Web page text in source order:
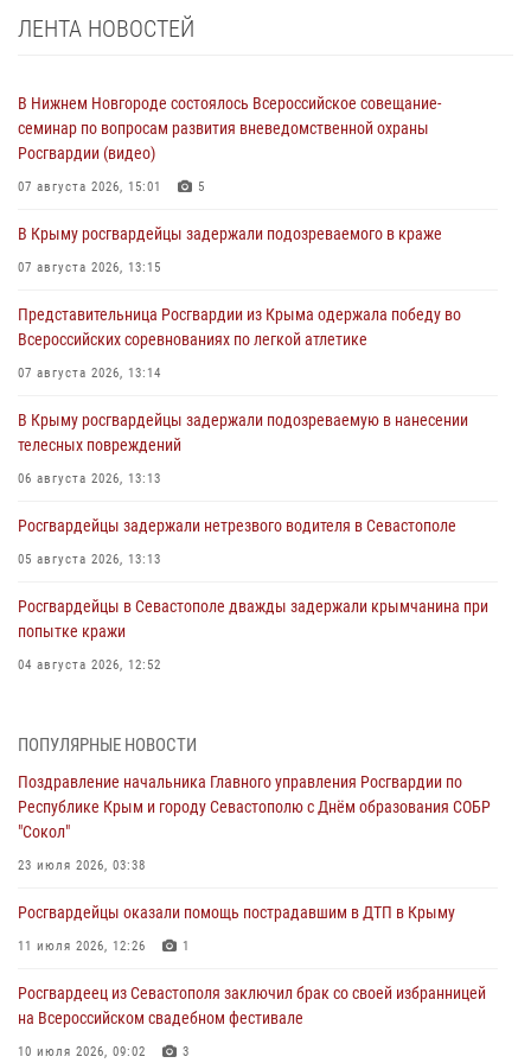
ЛЕНТА НОВОСТЕЙ
В Нижнем Новгороде состоялось Всероссийское совещание-
семинар по вопросам развития вневедомственной охраны
Росгвардии (видео)
07 августа 2026, 15:01 5
В Крыму росгвардейцы задержали подозреваемого в краже
07 августа 2026, 13:15
Представительница Росгвардии из Крыма одержала победу во
Всероссийских соревнованиях по легкой атлетике
07 августа 2026, 13:14
В Крыму росгвардейцы задержали подозреваемую в нанесении
телесных повреждений
06 августа 2026, 13:13
Росгвардейцы задержали нетрезвого водителя в Севастополе
05 августа 2026, 13:13
Росгвардейцы в Севастополе дважды задержали крымчанина при
попытке кражи
04 августа 2026, 12:52
мужчину
Росгвардия в Крыму и Севастополе задержала ряд
правонарушителей
03 августа 2026, 14:08
В Симферополе росгвардейцы задержали гражданина,
подозреваемого в совершении серии краж
Росгвардейцы оперативно задержали нарушителя на охраняемом
объекте в Севастополе
ПОПУЛЯРНЫЕ НОВОСТИ
Поздравление начальника Главного управления Росгвардии по
Республике Крым и городу Севастополю с Днём образования СОБР
"Сокол"
23 июля 2026, 03:38
Росгвардейцы оказали помощь пострадавшим в ДТП в Крыму
11 июля 2026, 12:26 1
Росгвардеец из Севастополя заключил брак со своей избранницей
на Всероссийском свадебном фестивале
10 июля 2026, 09:02 3